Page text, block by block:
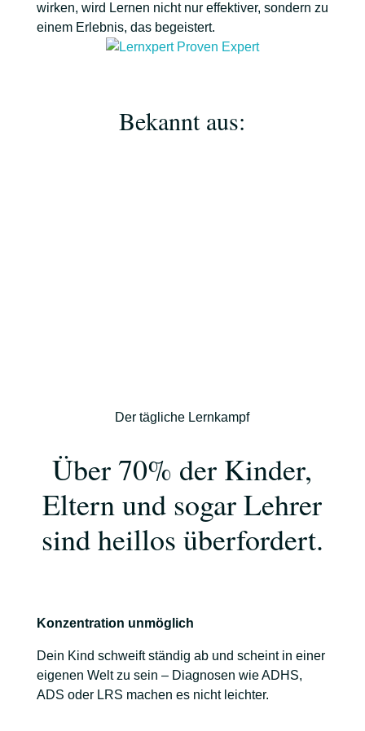
wirken, wird Lernen nicht nur effektiver, sondern zu
einem Erlebnis, das begeistert.
Bekannt aus:
Der tägliche Lernkampf
Über 70% der Kinder,
Eltern und sogar Lehrer
sind heillos überfordert.
Konzentration unmöglich
Dein Kind schweift ständig ab und scheint in einer
eigenen Welt zu sein – Diagnosen wie ADHS,
ADS oder LRS machen es nicht leichter.